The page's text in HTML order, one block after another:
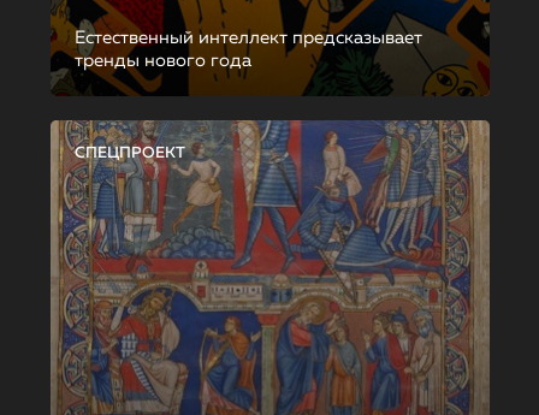
Естественный интеллект предсказывает
тренды нового года
СПЕЦПРОЕКТ